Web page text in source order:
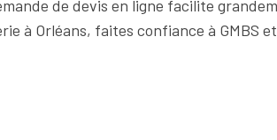
de devis en ligne facilite
à Orléans, faites confiance à GMBS